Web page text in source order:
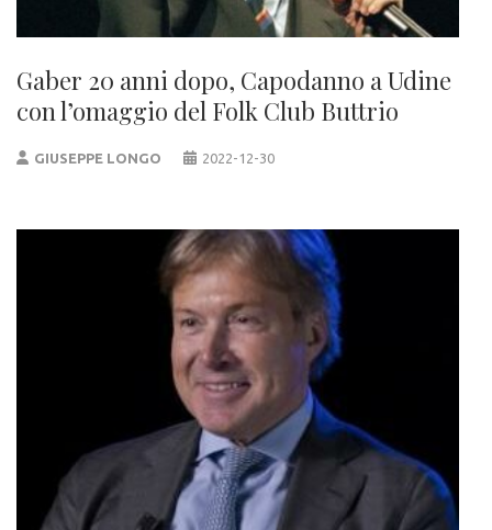
Gaber 20 anni dopo, Capodanno a Udine
con l’omaggio del Folk Club Buttrio
GIUSEPPE LONGO 2022-12-30